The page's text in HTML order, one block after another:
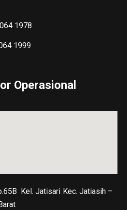
1978
1999
Operasional
Kel. Jatisari Kec. Jatiasih –